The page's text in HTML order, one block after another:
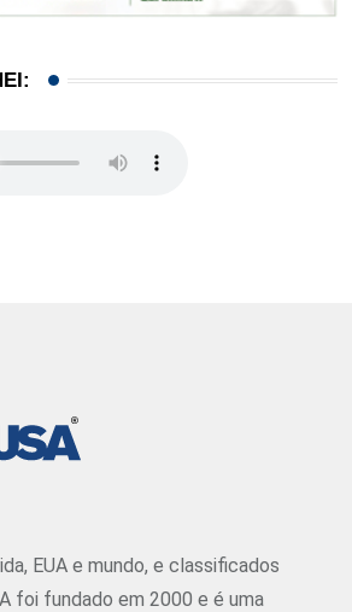
EUA e mundo, e classificados
foi fundado em 2000 e é uma